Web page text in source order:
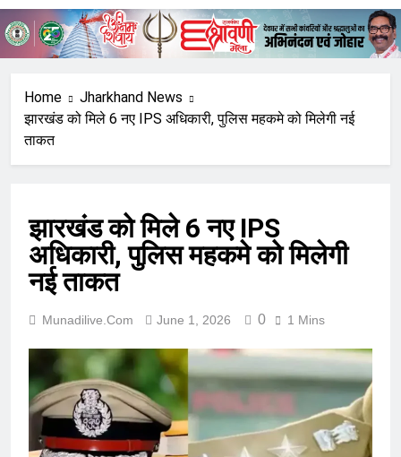
Home
Jharkhand News
झारखंड को मिले 6 नए IPS अधिकारी, पुलिस महकमे को मिलेगी नई
ताकत
झारखंड को मिले 6 नए IPS
अधिकारी, पुलिस महकमे को मिलेगी
नई ताकत
Munadilive.com June 1, 2026 0 1 Mins